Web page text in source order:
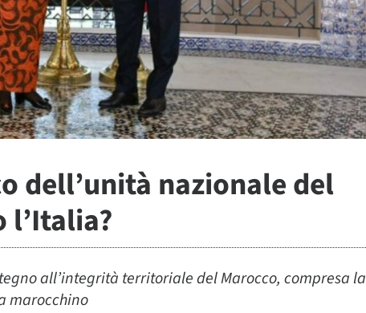
dell’unità nazionale del
l’Italia?
all’integrità territoriale del Marocco, compresa la
marocchino